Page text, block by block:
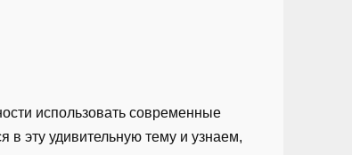
использовать современные
в эту удивительную тему и узнаем,